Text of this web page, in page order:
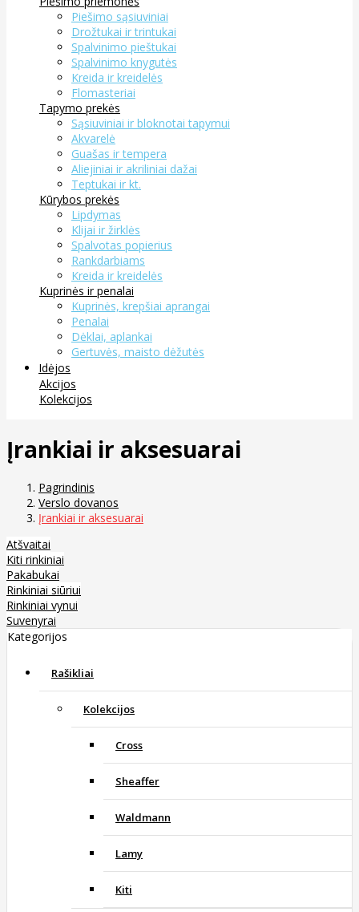
Piešimo sąsiuviniai
Drožtukai ir trintukai
Spalvinimo pieštukai
Spalvinimo knygutės
Kreida ir kreidelės
Flomasteriai
Tapymo prekės
Sąsiuviniai ir bloknotai tapymui
Akvarelė
Guašas ir tempera
Aliejiniai ir akriliniai dažai
Teptukai ir kt.
Kūrybos prekės
Lipdymas
Klijai ir žirklės
Spalvotas popierius
Rankdarbiams
Kreida ir kreidelės
Kuprinės ir penalai
Kuprinės, krepšiai aprangai
Penalai
Dėklai, aplankai
Gertuvės, maisto dėžutės
Idėjos
Akcijos
Kolekcijos
Įrankiai ir aksesuarai
Pagrindinis
Verslo dovanos
Įrankiai ir aksesuarai
Atšvaitai
Kiti rinkiniai
Pakabukai
Rinkiniai siūriui
Rinkiniai vynui
Suvenyrai
Kategorijos
Rašikliai
Kolekcijos
Cross
Sheaffer
Waldmann
Lamy
Kiti